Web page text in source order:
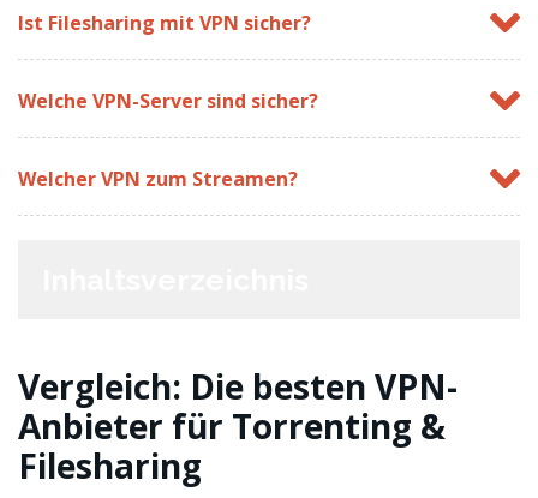
Ist Filesharing mit VPN sicher?
Welche VPN-Server sind sicher?
Welcher VPN zum Streamen?
Vergleich: Die besten VPN-
Anbieter für Torrenting &
Filesharing